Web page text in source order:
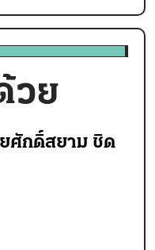
วย
ยศักดิ์สยาม ชิด